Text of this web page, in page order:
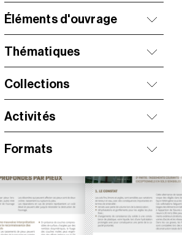
Éléments d'ouvrage
Thématiques
Collections
Activités
Formats
NOS NOUVEAUTÉS